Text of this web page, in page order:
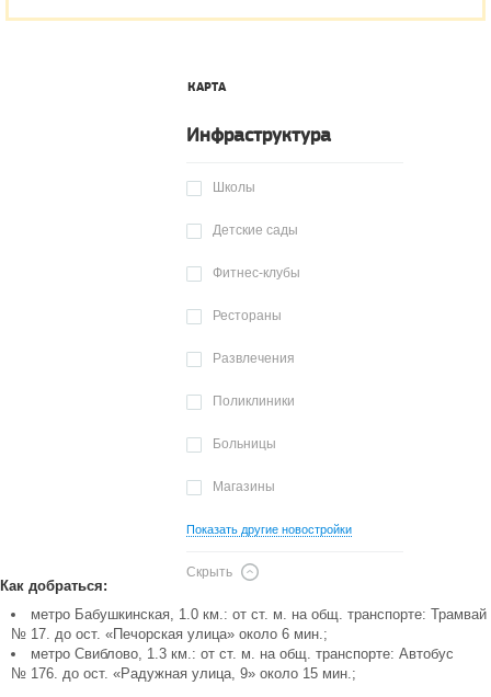
КАРТА
Инфраструктура
Школы
Детские сады
Фитнес-клубы
Рестораны
Развлечения
Поликлиники
Больницы
Магазины
Показать другие новостройки
Скрыть
Как добраться:
метро Бабушкинская, 1.0 км.: от ст. м. на общ. транспорте: Трамвай
№ 17. до ост. «Печорская улица» около 6 мин.;
метро Свиблово, 1.3 км.: от ст. м. на общ. транспорте: Автобус
№ 176. до ост. «Радужная улица, 9» около 15 мин.;